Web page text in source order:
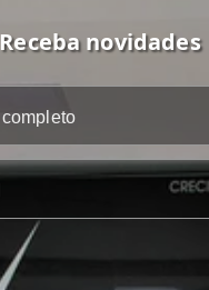
Receba novidades